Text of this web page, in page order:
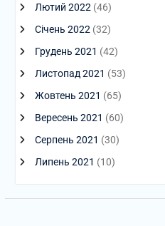
Лютий 2022 (46)
Січень 2022 (32)
Грудень 2021 (42)
Листопад 2021 (53)
Жовтень 2021 (65)
Вересень 2021 (60)
Серпень 2021 (30)
Липень 2021 (10)